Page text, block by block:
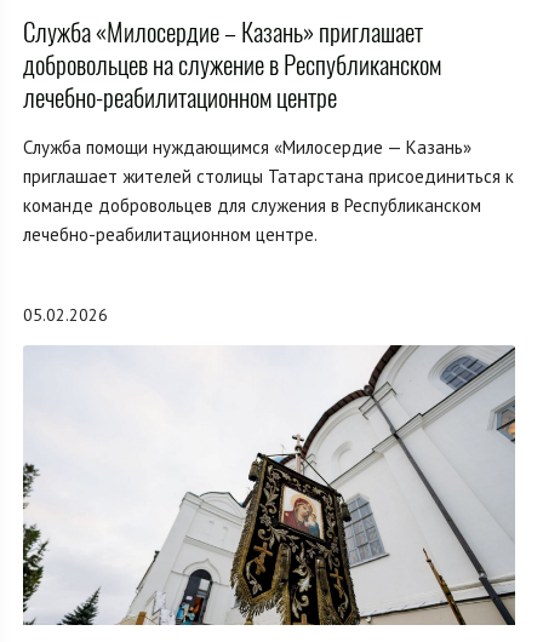
Служба «Милосердие – Казань» приглашает
добровольцев на служение в Республиканском
лечебно-реабилитационном центре
Служба помощи нуждающимся «Милосердие — Казань»
приглашает жителей столицы Татарстана присоединиться к
команде добровольцев для служения в Республиканском
лечебно-реабилитационном центре.
05.02.2026